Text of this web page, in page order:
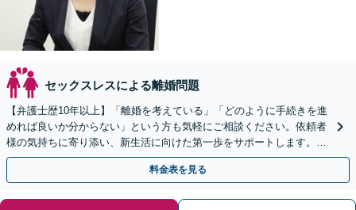
セックスレスによる離婚問題
【弁護士歴10年以上】「離婚を考えている」「どのように手続きを進
めれば良いか分からない」という方も気軽にご相談ください。依頼者
様の気持ちに寄り添い、新生活に向けた第一歩をサポートします。
【駐車場あり】【子連れ相談可能】
料金表を見る